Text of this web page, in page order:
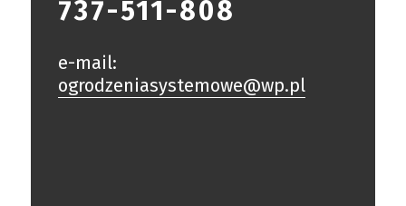
737-511-808
e-mail:
ogrodzeniasystemowe@wp.pl